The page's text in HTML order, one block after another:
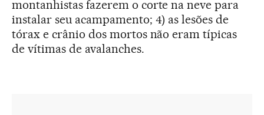
montanhistas fazerem o corte na neve para
instalar seu acampamento; 4) as lesões de
tórax e crânio dos mortos não eram típicas
de vítimas de avalanches.